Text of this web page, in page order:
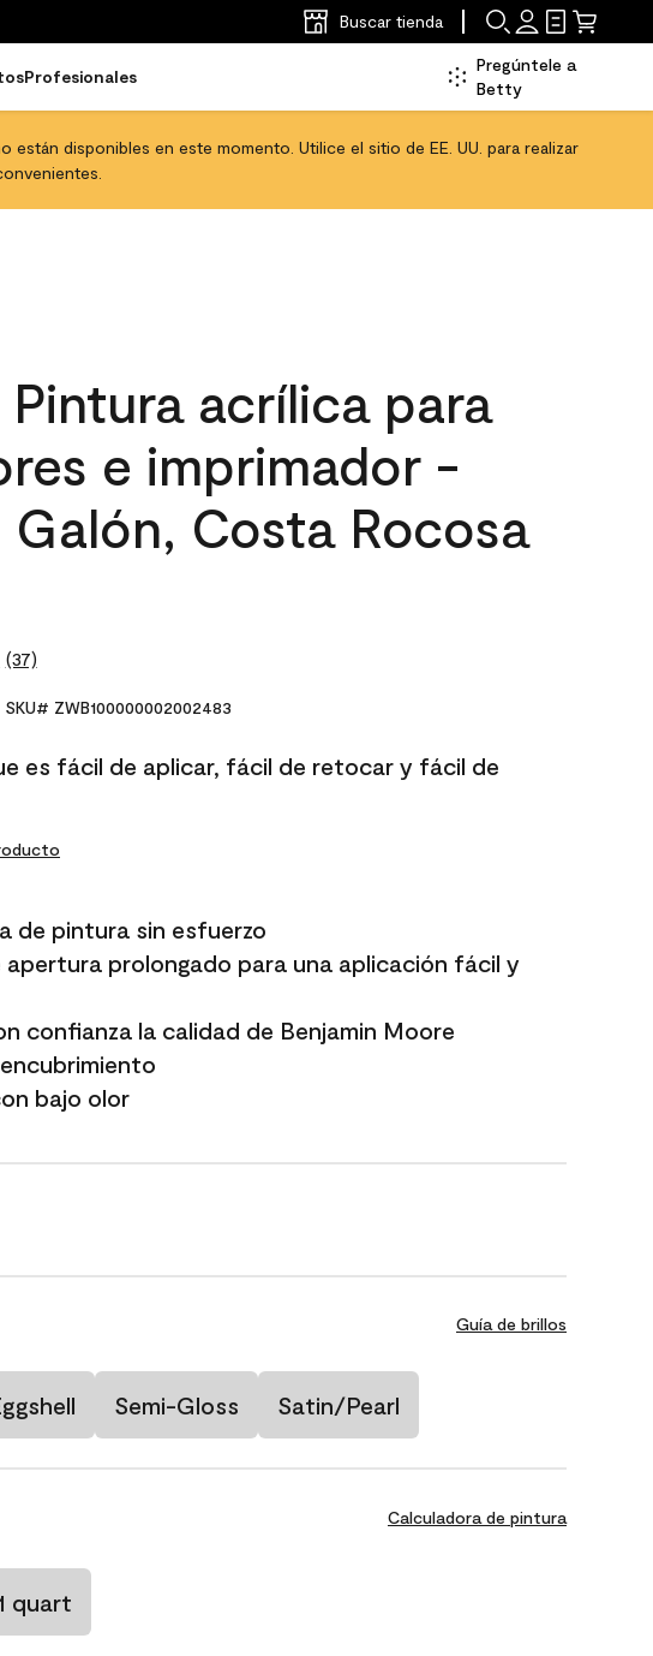
Buscar tienda
Profesionales
Pregúntele a
Betty
disponibles en este momento. Utilice el sitio de EE. UU. para realizar
acrílica para
e imprimador -
Galón, Costa Rocosa
Read
Reviews.
link.
(37)
SKU# ZWB100000002002483
es fácil de aplicar, fácil de retocar y fácil de
de pintura sin esfuerzo
apertura prolongado para una aplicación fácil y
confianza la calidad de Benjamin Moore
bajo olor
Guía de brillos
Semi-Gloss Satin/Pearl
Calculadora de pintura
quart